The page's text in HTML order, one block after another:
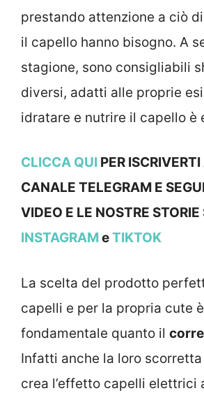
prestando attenzione a ciò
il capello hanno bisogno. A
stagione, sono consigliabili
diversi, adatti alle proprie
idratare e nutrire il capello è
CLICCA QUI PER
CANALE TELEGRAM E
VIDEO E LE NOSTRE STORIE
INSTAGRAMeTIKTOK
La scelta del prodotto
capelli e per la propria cute è
fondamentale quanto il
Infatti anche la loro
crea l’effetto capelli elettrici